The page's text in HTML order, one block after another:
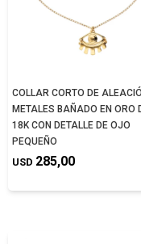
COLLAR CORTO DE
METALES BAÑADO EN ORO
18K CON DETALLE DE OJO
PEQUEÑO
USD 285,00